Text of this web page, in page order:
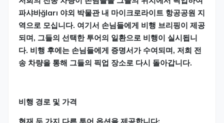
파샤바ğları 야외 박물관 내 마이크로라이트 항공공원 지
역으로 모십니다. 여기서 손님들에게 비행 브리핑이 제공
되며, 그들의 선택한 투어의 일환으로 비행이 실시됩니
다. 비행 후에는 손님들에게 증명서가 수여되며, 저희 전
송 차량을 통해 그들의 픽업 장소로 다시 돌아갑니다.
비행 경로 및 가격